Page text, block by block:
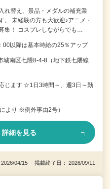
れ替え、景品・メダルの補充業
。 未経験の方も大歓迎♪アニメ・
集！ コスプレしながらでも…
以降は基本時給の25％アップ
城南区七隈8-4-8（地下鉄七隈線
じます ☆1日3時間～、週3日～勤
より ※例外事由2号）
詳細を見る
2026/04/15 掲載終了日： 2026/09/11